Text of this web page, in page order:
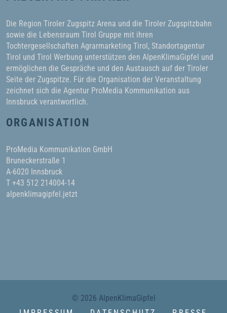
Die Region Tiroler Zugspitz Arena und die Tiroler Zugspitzbahn
sowie die Lebensraum Tirol Gruppe mit ihren
Tochtergesellschaften Agrarmarketing Tirol, Standortagentur
Tirol und Tirol Werbung unterstützen den AlpenKlimaGipfel und
ermöglichen die Gespräche und den Austausch auf der Tiroler
Seite der Zugspitze. Für die Organisation der Veranstaltung
zeichnet sich die Agentur ProMedia Kommunikation aus
Innsbruck verantwortlich.
ORGANISATION
ProMedia Kommunikation GmbH
Bruneckerstraße 1
A-6020 Innsbruck
T +43 512 214004-14
alpenklimagipfel.jetzt
© 2026 AlpenKlimaGipfel